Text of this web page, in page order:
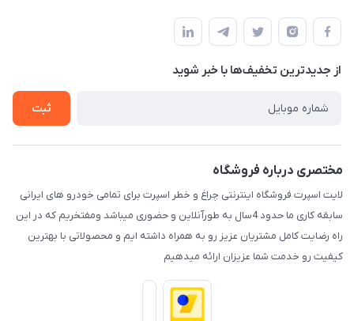
لیست محصولات
درباره ما
قوانین و مقررات
حریم خصوصی
راهنما
از جدید‌ترین تخفیف‌ها با‌ خبر شوید
ثبت
مختصری درباره فروشگاه
لایت اسپرت فروشگاه اینترنتی چراغ و خطر اسپرت برای تمامی خودرو های ایرانی
سابقه کاری ما حدود 4سال به طورآنلاین و حضوری میباشد ومفتخریم که در این
راه رضایت کامل مشتریان عزیز رو به همراه داشته ایم و محصولاتی با بهترین
کیفیت رو خدمت شما عزیزان ارائه میدهیم